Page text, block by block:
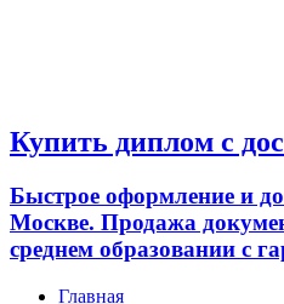
Купить диплом с
Быстрое оформление и
Москве. Продажа
среднем образовании с
Главная